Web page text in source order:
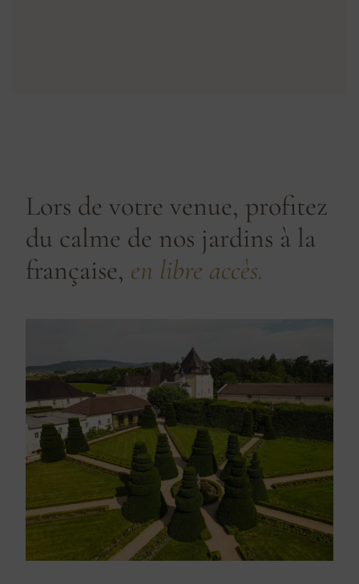
Lors de votre venue, profitez
du calme de nos jardins à la
française, en libre accès.